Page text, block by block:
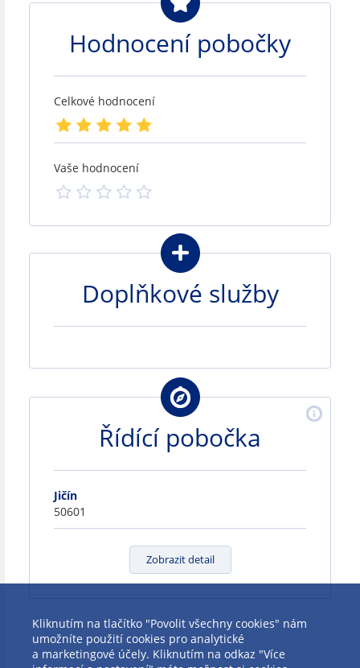
Hodnocení pobočky
Celkové hodnocení
Vaše hodnocení
Doplňkové služby
Řídící pobočka
Jičín
50601
Zobrazit detail
Kliknutím na tlačítko "Povolit všechny cookies" nám
umožníte použití cookies pro analytické
a marketingové účely. Kliknutím na odkaz "Více